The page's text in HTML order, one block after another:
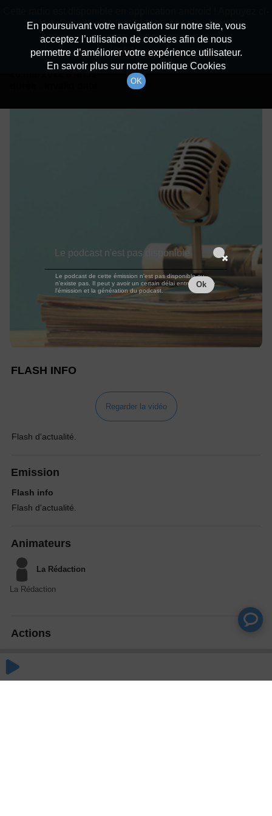
Détails De L'épisode
à 4h59
FLASH INFO
Regarder la vidéo
Flash d'actualité.
Emission
Flash info
Flash d'actualité.
Animateurs
La Rédaction
La Rédaction
Actions
En poursuivant votre navigation sur notre site, vous
acceptez l’utilisation de cookies afin de nous
permettre d’améliorer votre expérience utilisateur.
En savoir plus sur notre politique Cookies
OK
dessous pour l'installer.
Non merci Télécharger l'application
Le podcast n'est pas disponible
Le podcast de cette émission n'est pas disponible ou
n'existe pas. Il peut y avoir un certain délai entre la fin de
l'émission et la génération du podcast.
Ok